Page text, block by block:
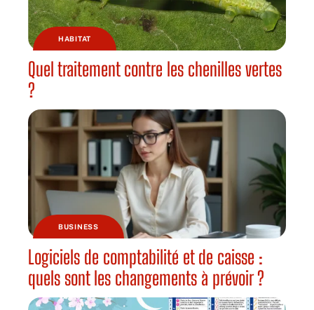
HABITAT
Quel traitement contre les chenilles vertes
?
BUSINESS
Logiciels de comptabilité et de caisse :
quels sont les changements à prévoir ?